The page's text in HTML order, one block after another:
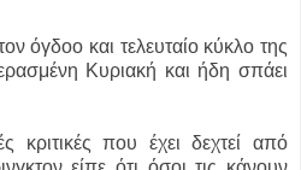
όγδοο και τελευταίο κύκλο της
Κυριακή και ήδη σπάει
κριτικές που έχει δεχτεί από